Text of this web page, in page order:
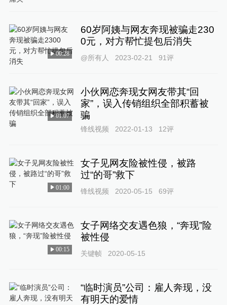
00:28
60岁阿姨与网友奔现被骗走230
0元，对方帮忙提包后消失
@所有人 2023-02-21 91评
01:07
小伙网恋奔现女网友带其“回
家”，误入传销组织全部积蓄被
骗
锋线视频 2022-01-13 12评
01:00
女子见网友险被性侵，被路
过“的哥”救下
锋线视频 2020-05-15 69评
00:15
女子网络交友遇色狼，“奔现”险
被性侵
关键帧 2020-05-15
“临时演员”公司：雇人奔现，没
有明天的爱情